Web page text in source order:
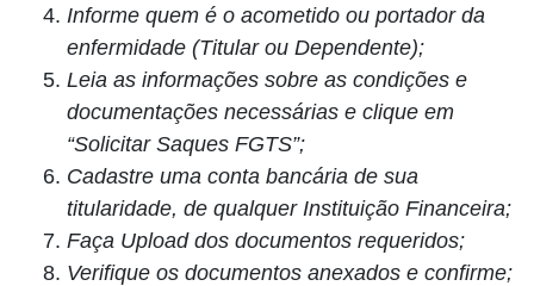
Informe quem é o acometido ou portador da
enfermidade (Titular ou Dependente);
Leia as informações sobre as condições e
documentações necessárias e clique em
“Solicitar Saques FGTS”;
Cadastre uma conta bancária de sua
titularidade, de qualquer Instituição Financeira;
Faça Upload dos documentos requeridos;
Verifique os documentos anexados e confirme;